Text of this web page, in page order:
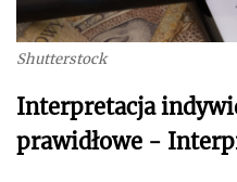
Shutterstock
Interpretacja
prawidłowe -